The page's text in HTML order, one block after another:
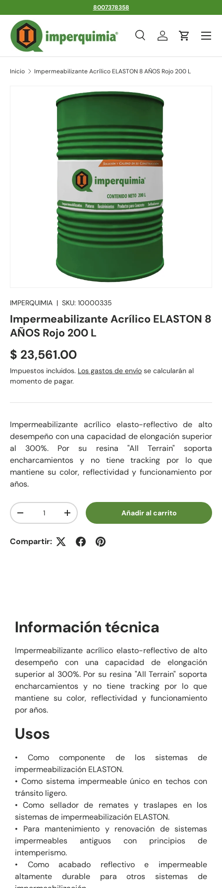
Ir al contenido
8007378358
Buscar
Tipo de producto
BuscarIniciar sesión
Carrito
Menú
Inicio Impermeabilizante Acrílico ELASTON 8 AÑOS Rojo 200 L
Ir directamente a la información del producto
IMPERQUIMIA | SKU: 10000335
Impermeabilizante Acrílico ELASTON 8
AÑOS Rojo 200 L
Precio normal
$ 23,561.00
Impuestos incluidos. Los gastos de envío se calcularán al
momento de pagar.
Impermeabilizante acrílico elasto-reflectivo de alto
desempeño con una capacidad de elongación superior
al 300%. Por su resina "All Terrain" soporta
encharcamientos y no tiene tracking por lo que
mantiene su color, reflectividad y funcionamiento por
años.
Cant.
Disminuir cantidadAumentar la cantidadAñadir al carrito
Compartir:
Información técnica
Impermeabilizante acrílico elasto-reflectivo de alto
desempeño con una capacidad de elongación
superior al 300%. Por su resina "All Terrain" soporta
encharcamientos y no tiene tracking por lo que
mantiene su color, reflectividad y funcionamiento
por años.
Usos
• Como componente de los sistemas de
impermeabilización ELASTON.
• Como sistema impermeable único en techos con
tránsito ligero.
• Como sellador de remates y traslapes en los
sistemas de impermeabilización ELASTON.
• Para mantenimiento y renovación de sistemas
impermeables antiguos con principios de
intemperismo.
• Como acabado reflectivo e impermeable
altamente durable para otros sistemas de